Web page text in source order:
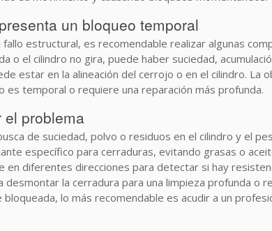
un bloqueo temporal
estructural, es recomendable realizar algunas
o el cilindro no gira, puede haber suciedad,
estar en la alineación del cerrojo o en el cilindro. La
temporal o requiere una reparación más profunda.
el problema
de suciedad, polvo o residuos en el cilindro y el
específico para cerraduras, evitando grasas o
en diferentes direcciones para detectar si hay
desmontar la cerradura para una limpieza profunda o
lo más recomendable es acudir a un